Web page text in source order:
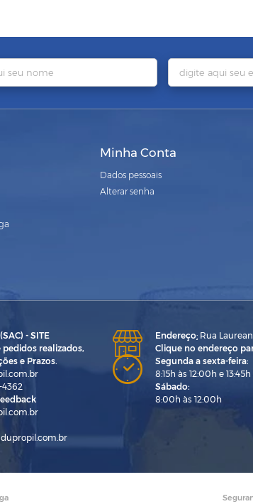
Minha Conta
Dados pessoais
Alterar senha
- SITE
pedidos realizados,
e Prazos.
4362
Endereço: Rua
Clique no endereço
Segunda a sexta-feira:
8:15h às 12:00h e
Sábado:
8:00h às 12:00h